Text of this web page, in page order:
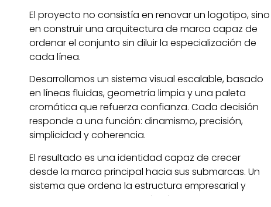
El proyecto no consistía en renovar un logotipo, sino
en construir una arquitectura de marca capaz de
ordenar el conjunto sin diluir la especialización de
cada línea.
Desarrollamos un sistema visual escalable, basado
en líneas fluidas, geometría limpia y una paleta
cromática que refuerza confianza. Cada decisión
responde a una función: dinamismo, precisión,
simplicidad y coherencia.
El resultado es una identidad capaz de crecer
desde la marca principal hacia sus submarcas. Un
sistema que ordena la estructura empresarial y
hace que la marca sea más fácil de reconocer,